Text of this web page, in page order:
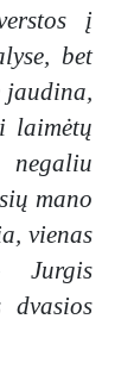
į
bet
jaudina,
laimėtų
mano
vienas